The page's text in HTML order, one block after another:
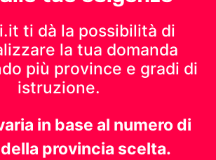
ti dà la possibilità di
la tua domanda
più province e gradi di
istruzione.
in base al numero di
provincia scelta.